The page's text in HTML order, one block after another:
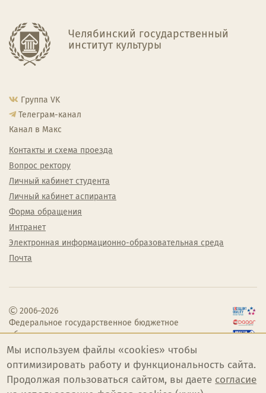
Челябинский государственный
институт культуры
Группа VK
Телеграм-канал
Канал в Макс
Контакты и схема проезда
Вопрос ректору
Личный кабинет студента
Личный кабинет аспиранта
Форма обращения
Интранет
Электронная информационно-образовательная среда
Почта
2006–2026
Федеральное государственное бюджетное
образовательное учреждение высшего
образования «Челябинский государственный
институт культуры»
Мы используем файлы «cookies» чтобы
оптимизировать работу и функциональность сайта.
Продолжая пользоваться сайтом, вы даете согласие